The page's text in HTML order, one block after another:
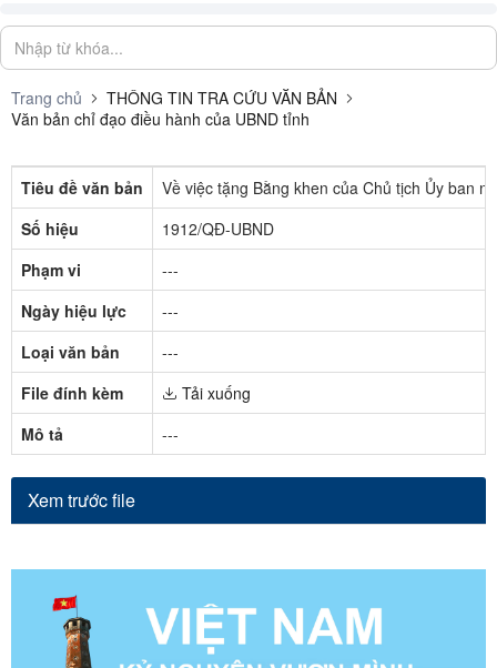
Trang chủ
THÔNG TIN TRA CỨU VĂN BẢN
Văn bản chỉ đạo điều hành của UBND tỉnh
Tiêu đề văn bản
Về việc tặng Bằng khen của Chủ tịch Ủy ban
Số hiệu
1912/QĐ-UBND
Phạm vi
---
Ngày hiệu lực
---
Loại văn bản
---
File đính kèm
Tải xuống
Mô tả
---
Xem trước file